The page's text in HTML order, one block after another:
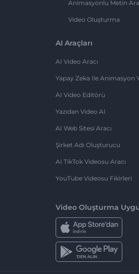
Animasyonlu Metin
Video Oluşturma
AI Araçları
AI Video Aracı
Yapay Zeka Ile Animasyon
AI Video Editörü
Yazıdan Video AI
AI Web Sitesi Aracı
Şirket Adı Oluşturucu
AI TikTok Videosu Aracı
YouTube Videosu Fikirleri
Video Oluşturma